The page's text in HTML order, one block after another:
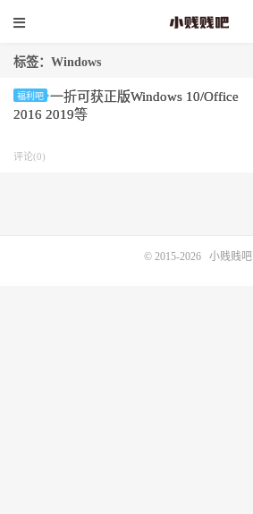
标签：Windows
福利吧
一折可获正版Windows 10/Office
2016 2019等
评论(0)
© 2015-2026 小贱贱吧